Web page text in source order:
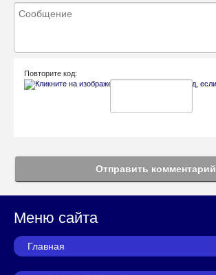
Повторите код:
Отправить комментарий
Меню сайта
Главная